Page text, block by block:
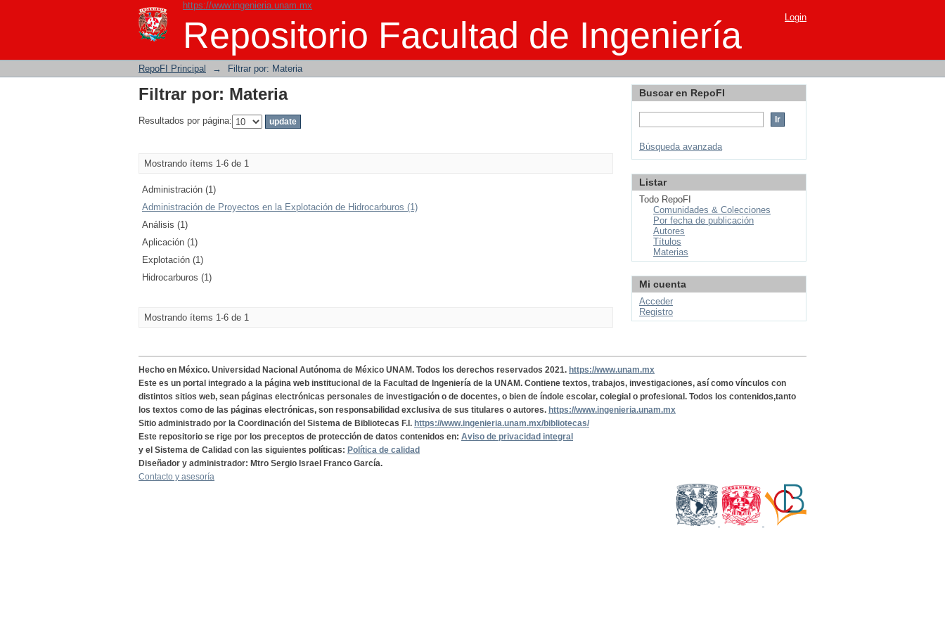
https://www.ingenieria.unam.mx
Repositorio Facultad de Ingeniería
Filtrar por: Materia Login
RepoFI Principal → Filtrar por: Materia
Filtrar por: Materia
Resultados por página:
Mostrando ítems 1-6 de 1
Administración (1)
Administración de Proyectos en la Explotación de Hidrocarburos (1)
Análisis (1)
Aplicación (1)
Explotación (1)
Hidrocarburos (1)
Mostrando ítems 1-6 de 1
Buscar en RepoFI
Búsqueda avanzada
Listar
Todo RepoFI
Comunidades & Colecciones
Por fecha de publicación
Autores
Títulos
Materias
Mi cuenta
Acceder
Registro
Hecho en México. Universidad Nacional Autónoma de México UNAM. Todos los derechos reservados 2021. https://www.unam.mx
Este es un portal integrado a la página web institucional de la Facultad de Ingeniería de la UNAM. Contiene textos, trabajos, investigaciones, así como vínculos con
distintos sitios web, sean páginas electrónicas personales de investigación o de docentes, o bien de índole escolar, colegial o profesional. Todos los contenidos,tanto
los textos como de las páginas electrónicas, son responsabilidad exclusiva de sus titulares o autores. https://www.ingenieria.unam.mx
Sitio administrado por la Coordinación del Sistema de Bibliotecas F.I. https://www.ingenieria.unam.mx/bibliotecas/
Este repositorio se rige por los preceptos de protección de datos contenidos en: Aviso de privacidad integral
y el Sistema de Calidad con las siguientes políticas: Política de calidad
Diseñador y administrador: Mtro Sergio Israel Franco García.
Contacto y asesoría